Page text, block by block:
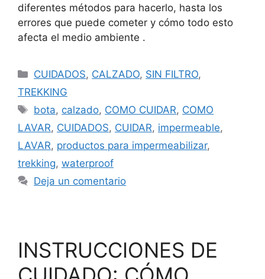
diferentes métodos para hacerlo, hasta los
errores que puede cometer y cómo todo esto
afecta el medio ambiente .
CUIDADOS, CALZADO, SIN FILTRO,
TREKKING
bota, calzado, COMO CUIDAR, COMO
LAVAR, CUIDADOS, CUIDAR, impermeable,
LAVAR, productos para impermeabilizar,
trekking, waterproof
Deja un comentario
INSTRUCCIONES DE